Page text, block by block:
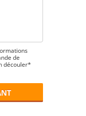
de
découler*